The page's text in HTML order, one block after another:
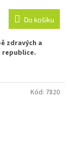
Do košíku
zdravých a
republice.
Kód: 7820